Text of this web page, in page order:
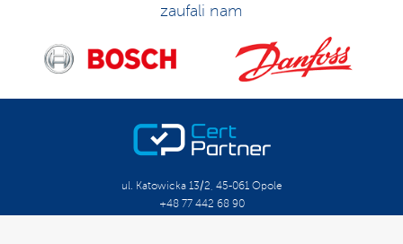
zaufali nam
ul. Katowicka 13/2, 45-061 Opole
+48 77 442 68 90